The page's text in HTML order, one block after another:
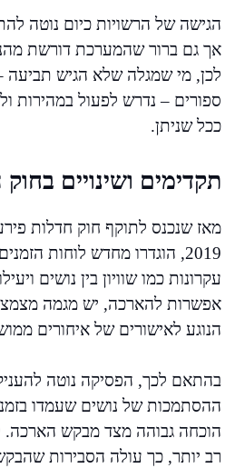
הגישה של הרשויות כיום נוטה
אך גם ברור שהמערכת דורשת
לכן, מי שמגלה שלא הגיש תביעה
ספורים – נדרש לפעול במהירות
ככל שניתן.
תקדימים ושינויים
מאז שנכנס לתוקף חוק חדלות
2019, הוגדרו מחדש לוחות
עקרונות כמו שוויון בין נושים
אפשרות להארכה, יש מגמה
הנוגע לאישורים של איחורים
בהתאם לכך, הפסיקה נוטה
ההסתמכות של נושים שעמדו
הוכחה גבוהה מצד מבקש הארכה.
רב יותר, כך עולה הסבירות